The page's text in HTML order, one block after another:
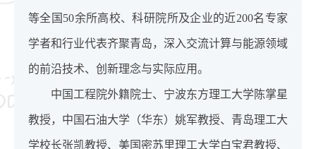
等全国50余所高校、科研院所及企业的近200名专家
学者和行业代表齐聚青岛，深入交流计算与能源领域
的前沿技术、创新理念与实际应用。
中国工程院外籍院士、宁波东方理工大学陈掌星
教授，中国石油大学（华东）姚军教授、青岛理工大
学校长张凯教授、美国密苏里理工大学白宝君教授、